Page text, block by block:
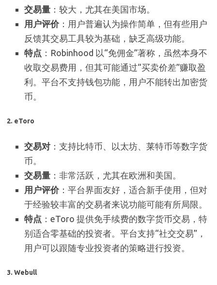
交易量 ：较大，尤其在美国市场。
用户评价：用户普遍认为操作简单，但有些用户
反馈其交易工具较为基础，缺乏高级功能。
特点 ：Robinhood 以“免佣金”著称，虽然本身不
收取交易费用，但其可能通过“买卖价差”赚取盈
利。平台不支持钱包功能，用户不能转出加密货
币。
2. eToro
交易对 ：支持比特币、以太坊、莱特币等数字货
币。
交易量 ：非常活跃，尤其在欧洲和美国。
用户评价：平台界面友好，适合新手使用，但对
于经验较丰富的交易者来说功能可能有所局限。
特点 ：eToro 提供免手续费的数字货币交易，特
别适合零基础的投资者。平台支持“社交交易”，
用户可以跟随专业投资者的策略进行投资。
3. Webull